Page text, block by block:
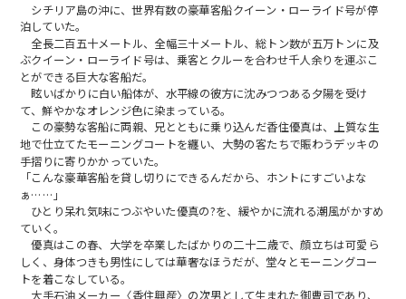
シチリア島の沖に、世界有数の豪華客船クイーン・ローライド号が停
泊していた。
全長二百五十メートル、全幅三十メートル、総トン数が五万トンに及
ぶクイーン・ローライド号は、乗客とクルーを合わせ千人余りを運ぶこ
とができる巨大な客船だ。
眩いばかりに白い船体が、水平線の彼方に沈みつつある夕陽を受け
て、鮮やかなオレンジ色に染まっている。
この豪勢な客船に両親、兄とともに乗り込んだ香住優真は、上質な生
地で仕立てたモーニングコートを纏い、大勢の客たちで賑わうデッキの
手摺りに寄りかかっていた。
「こんな豪華客船を貸し切りにできるんだから、ホントにすごいよな
ぁ……」
ひとり呆れ気味につぶやいた優真の?を、緩やかに流れる潮風がかすめ
ていく。
優真はこの春、大学を卒業したばかりの二十二歳で、顔立ちは可愛ら
しく、身体つきも男性にしては華奢なほうだが、堂々とモーニングコー
トを着こなしている。
大手石油メーカー〈香住興産〉の次男として生まれた御曹司であり、